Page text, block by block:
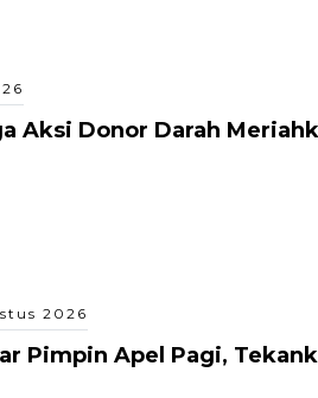
Aksi Donor Darah
2026
Pimpin Apel Pagi,